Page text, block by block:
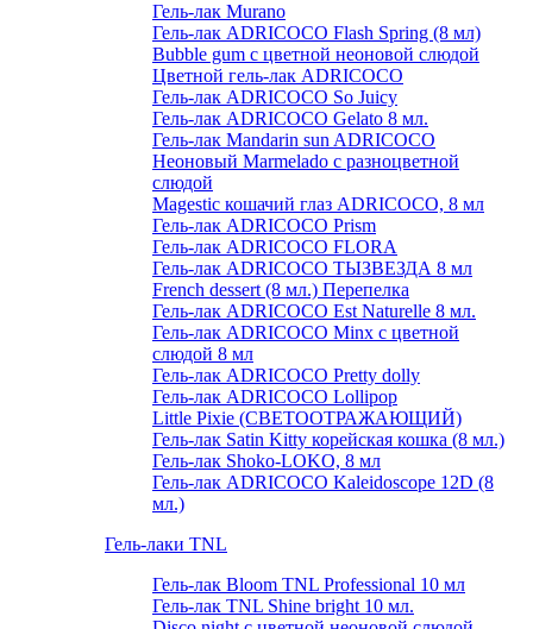
Гель-лак Murano
Гель-лак ADRICOCO Flash Spring (8 мл)
Bubble gum с цветной неоновой слюдой
Цветной гель-лак ADRICOCO
Гель-лак ADRICOCO So Juicy
Гель-лак ADRICOCO Gelato 8 мл.
Гель-лак Mandarin sun ADRICOCO
Неоновый Marmelado с разноцветной
слюдой
Magestic кошачий глаз ADRICOCO, 8 мл
Гель-лак ADRICOCO Prism
Гель-лак ADRICOCO FLORA
Гель-лак ADRICOCO ТЫЗВЕЗДА 8 мл
French dessert (8 мл.) Перепелка
Гель-лак ADRICOCO Est Naturelle 8 мл.
Гель-лак ADRICOCO Minx с цветной
слюдой 8 мл
Гель-лак ADRICOCO Pretty dolly
Гель-лак ADRICOCO Lollipop
Little Pixie (СВЕТООТРАЖАЮЩИЙ)
Гель-лак Satin Kitty корейская кошка (8 мл.)
Гель-лак Shoko-LOKO, 8 мл
Гель-лак ADRICOCO Kaleidoscope 12D (8
мл.)
Гель-лаки TNL
Гель-лак Bloom TNL Professional 10 мл
Гель-лак TNL Shine bright 10 мл.